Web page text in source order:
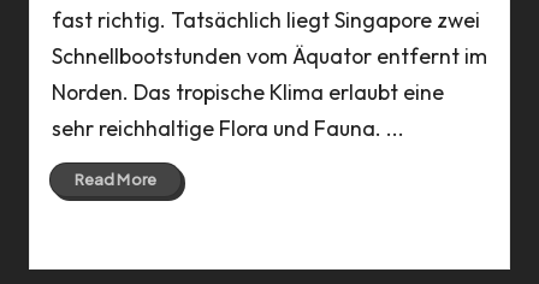
fast richtig. Tatsächlich liegt Singapore zwei
Schnellbootstunden vom Äquator entfernt im
Norden. Das tropische Klima erlaubt eine
sehr reichhaltige Flora und Fauna. ...
Read More